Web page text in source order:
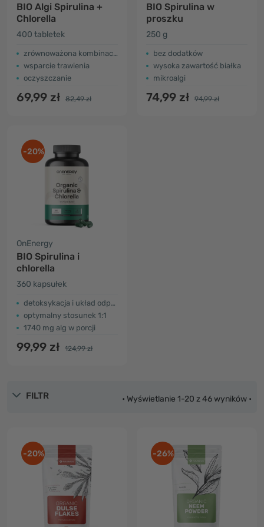
BIO Algi Spirulina +
Chlorella
400 tabletek
zrównoważona kombinacja
wsparcie trawienia
oczyszczanie
69,99 zł 82,49 zł
BIO Spirulina w
proszku
250 g
bez dodatków
wysoka zawartość białka
mikroalgi
74,99 zł 94,99 zł
-20%
OnEnergy
BIO Spirulina i
chlorella
360 kapsułek
detoksykacja i układ odpornościowy
optymalny stosunek 1:1
1740 mg alg w porcji
99,99 zł 124,99 zł
FILTR • Wyświetlanie 1-20 z 46 wyników •
-20% -26%